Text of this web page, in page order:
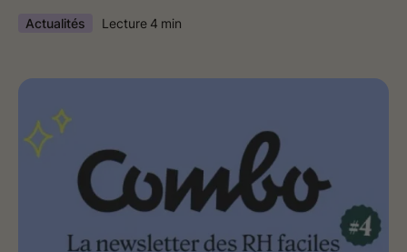
Actualités Lecture 4 min